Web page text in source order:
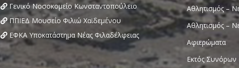
Γενικό Νοσοκομείο Κωνσταντοπούλειο
ΠΠΙΕΔ Μουσείο Φιλιώ Χαϊδεμένου
ΕΦΚΑ Υποκατάστημα Νέας Φιλαδέλφειας
Αθλητισμός –
Αθλητισμός –
Αφιερώματα
Εκτός Συνόρων